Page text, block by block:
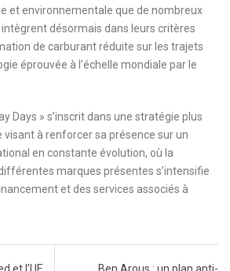
et environnementale que de nombreux
désormais dans leurs critères
de carburant réduite sur les trajets
éprouvée à l’échelle mondiale par le
Days » s’inscrit dans une stratégie plus
visant à renforcer sa présence sur un
en constante évolution, où la
marques présentes s’intensifie
et des services associés à